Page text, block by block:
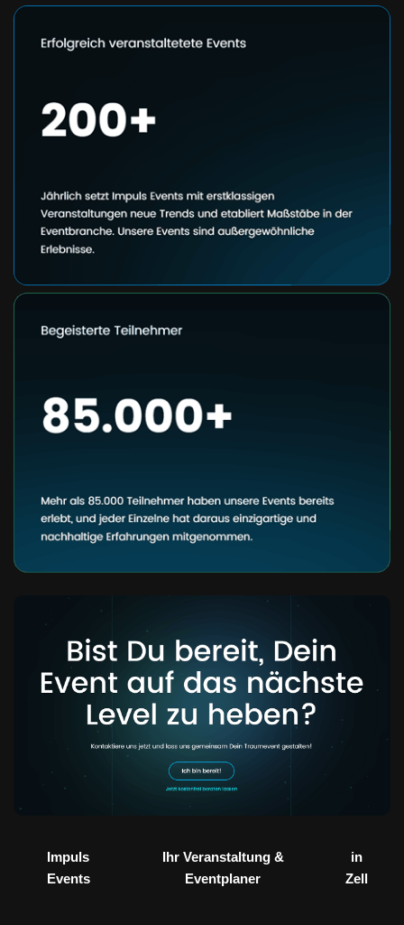
Impuls
Events
Ihr Veranstaltung &
Eventplaner
in
Zell